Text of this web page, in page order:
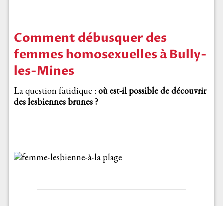
Comment débusquer des
femmes homosexuelles à Bully-
les-Mines
La question fatidique : où est-il possible de découvrir
des lesbiennes brunes ?